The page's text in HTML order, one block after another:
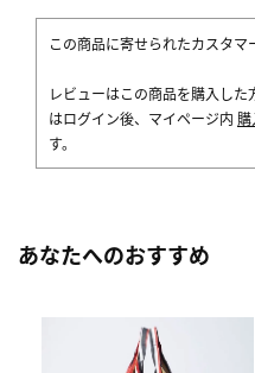
この商品に寄せられたカスタマ
レビューはこの商品を購入し
はログイン後、マイページ内
す。
あなたへのおすすめ